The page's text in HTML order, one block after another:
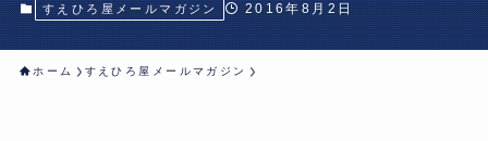
すえひろ屋メールマガジン 2016年8月2日
ホーム すえひろ屋メールマガジン